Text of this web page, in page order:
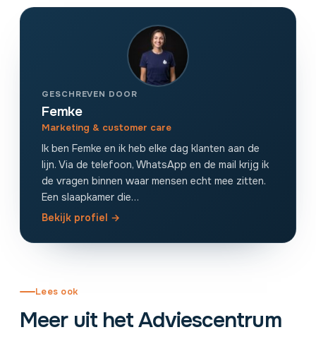
GESCHREVEN DOOR
Femke
Marketing & customer care
Ik ben Femke en ik heb elke dag klanten aan de
lijn. Via de telefoon, WhatsApp en de mail krijg ik
de vragen binnen waar mensen echt mee zitten.
Een slaapkamer die…
Bekijk profiel →
Lees ook
Meer uit het Adviescentrum